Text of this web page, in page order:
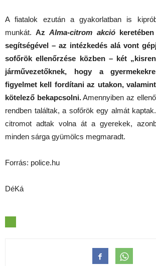
A fiatalok ezután a gyakorlatban is
munkát.AzAlma-citrom akciókeretében
segítségével – az intézkedés alá vont
sofőrök ellenőrzése közben – két
járművezetőknek, hogy a
figyelmet kell fordítani az utakon,
kötelező bekapcsolni.Amennyiben az
rendben találtak, a sofőrök egy almát
citromot adtak volna át a gyerekek,
minden sárga gyümölcs megmaradt.
Forrás: police.hu
DéKá